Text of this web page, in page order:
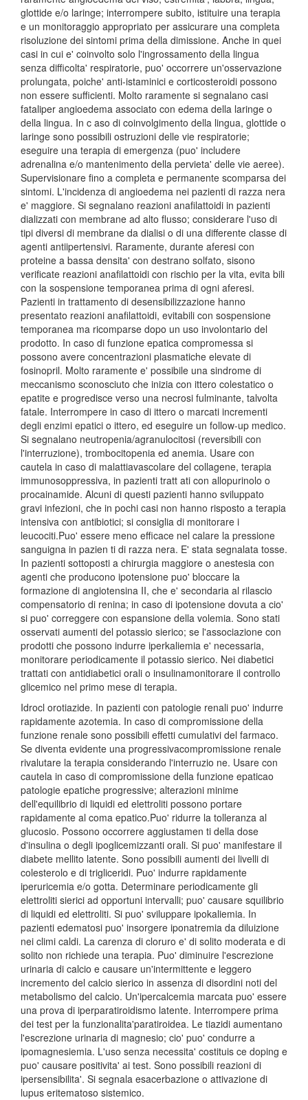
glottide e/o laringe; interrompere subito, istituire una terapia
e un monitoraggio appropriato per assicurare una completa
risoluzione dei sintomi prima della dimissione. Anche in quei
casi in cui e' coinvolto solo l'ingrossamento della lingua
senza difficolta' respiratorie, puo' occorrere un'osservazione
prolungata, poiche' anti-istaminici e corticosteroidi possono
non essere sufficienti. Molto raramente si segnalano casi
fataliper angioedema associato con edema della laringe o
della lingua. In c aso di coinvolgimento della lingua, glottide o
laringe sono possibili ostruzioni delle vie respiratorie;
eseguire una terapia di emergenza (puo' includere
adrenalina e/o mantenimento della pervieta' delle vie aeree).
Supervisionare fino a completa e permanente scomparsa dei
sintomi. L'incidenza di angioedema nei pazienti di razza nera
e' maggiore. Si segnalano reazioni anafilattoidi in pazienti
dializzati con membrane ad alto flusso; considerare l'uso di
tipi diversi di membrane da dialisi o di una differente classe di
agenti antiipertensivi. Raramente, durante aferesi con
proteine a bassa densita' con destrano solfato, sisono
verificate reazioni anafilattoidi con rischio per la vita, evita bili
con la sospensione temporanea prima di ogni aferesi.
Pazienti in trattamento di desensibilizzazione hanno
presentato reazioni anafilattoidi, evitabili con sospensione
temporanea ma ricomparse dopo un uso involontario del
prodotto. In caso di funzione epatica compromessa si
possono avere concentrazioni plasmatiche elevate di
fosinopril. Molto raramente e' possibile una sindrome di
meccanismo sconosciuto che inizia con ittero colestatico o
epatite e progredisce verso una necrosi fulminante, talvolta
fatale. Interrompere in caso di ittero o marcati incrementi
degli enzimi epatici o ittero, ed eseguire un follow-up medico.
Si segnalano neutropenia/agranulocitosi (reversibili con
l'interruzione), trombocitopenia ed anemia. Usare con
cautela in caso di malattiavascolare del collagene, terapia
immunosoppressiva, in pazienti tratt ati con allopurinolo o
procainamide. Alcuni di questi pazienti hanno sviluppato
gravi infezioni, che in pochi casi non hanno risposto a terapia
intensiva con antibiotici; si consiglia di monitorare i
leucociti.Puo' essere meno efficace nel calare la pressione
sanguigna in pazien ti di razza nera. E' stata segnalata tosse.
In pazienti sottoposti a chirurgia maggiore o anestesia con
agenti che producono ipotensione puo' bloccare la
formazione di angiotensina II, che e' secondaria al rilascio
compensatorio di renina; in caso di ipotensione dovuta a cio'
si puo' correggere con espansione della volemia. Sono stati
osservati aumenti del potassio sierico; se l'associazione con
prodotti che possono indurre iperkaliemia e' necessaria,
monitorare periodicamente il potassio sierico. Nei diabetici
trattati con antidiabetici orali o insulinamonitorare il controllo
glicemico nel primo mese di terapia.
Idrocl orotiazide. In pazienti con patologie renali puo' indurre
rapidamente azotemia. In caso di compromissione della
funzione renale sono possibili effetti cumulativi del farmaco.
Se diventa evidente una progressivacompromissione renale
rivalutare la terapia considerando l'interruzio ne. Usare con
cautela in caso di compromissione della funzione epaticao
patologie epatiche progressive; alterazioni minime
dell'equilibrio di liquidi ed elettroliti possono portare
rapidamente al coma epatico.Puo' ridurre la tolleranza al
glucosio. Possono occorrere aggiustamen ti della dose
d'insulina o degli ipoglicemizzanti orali. Si puo' manifestare il
diabete mellito latente. Sono possibili aumenti dei livelli di
colesterolo e di trigliceridi. Puo' indurre rapidamente
iperuricemia e/o gotta. Determinare periodicamente gli
elettroliti sierici ad opportuni intervalli; puo' causare squilibrio
di liquidi ed elettroliti. Si puo' sviluppare ipokaliemia. In
pazienti edematosi puo' insorgere iponatremia da diluizione
nei climi caldi. La carenza di cloruro e' di solito moderata e di
solito non richiede una terapia. Puo' diminuire l'escrezione
urinaria di calcio e causare un'intermittente e leggero
incremento del calcio sierico in assenza di disordini noti del
metabolismo del calcio. Un'ipercalcemia marcata puo' essere
una prova di iperparatiroidismo latente. Interrompere prima
dei test per la funzionalita'paratiroidea. Le tiazidi aumentano
l'escrezione urinaria di magnesio; cio' puo' condurre a
ipomagnesiemia. L'uso senza necessita' costituis ce doping e
puo' causare positivita' ai test. Sono possibili reazioni di
ipersensibilita'. Si segnala esacerbazione o attivazione di
lupus eritematoso sistemico.